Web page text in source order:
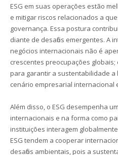
ESG em suas operações estão
e mitigar riscos relacionados a
governança. Essa postura
diante de desafios emergentes. A
negócios internacionais não é
crescentes preocupações
para garantir a sustentabilidade a
cenário empresarial internacional
Além disso, o ESG desempenha
internacionais e na forma como
instituições interagem
ESG tendem a cooperar
desafios ambientais, pois a